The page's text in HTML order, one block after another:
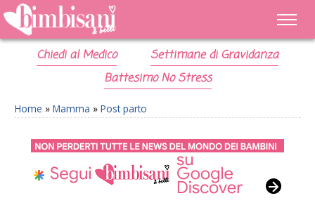
Chiedi al Medico
Settimane di Gravidanza
Battesimo No Stress
Home » Mamma » Post parto